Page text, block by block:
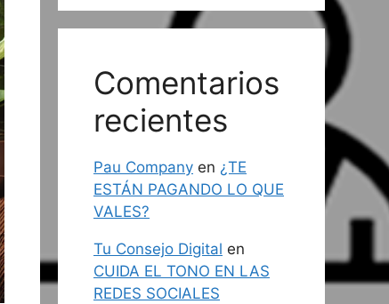
Comentarios
recientes
Pau Company en ¿TE
ESTÁN PAGANDO LO QUE
VALES?
Tu Consejo Digital en
CUIDA EL TONO EN LAS
REDES SOCIALES